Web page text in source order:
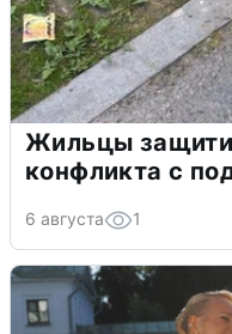
Жильцы
конфликта с
6 августа 1